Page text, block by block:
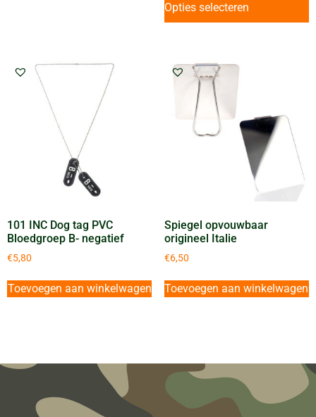
Opties selecteren
101 INC Dog tag PVC
Bloedgroep B- negatief
€5,80
Toevoegen aan winkelwagen
Spiegel opvouwbaar
origineel Italie
€6,50
Toevoegen aan winkelwagen